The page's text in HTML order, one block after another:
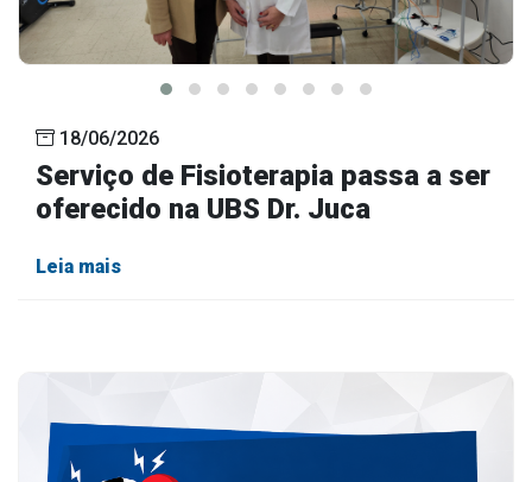
18/06/2026
Serviço de Fisioterapia passa a ser
oferecido na UBS Dr. Juca
Leia mais